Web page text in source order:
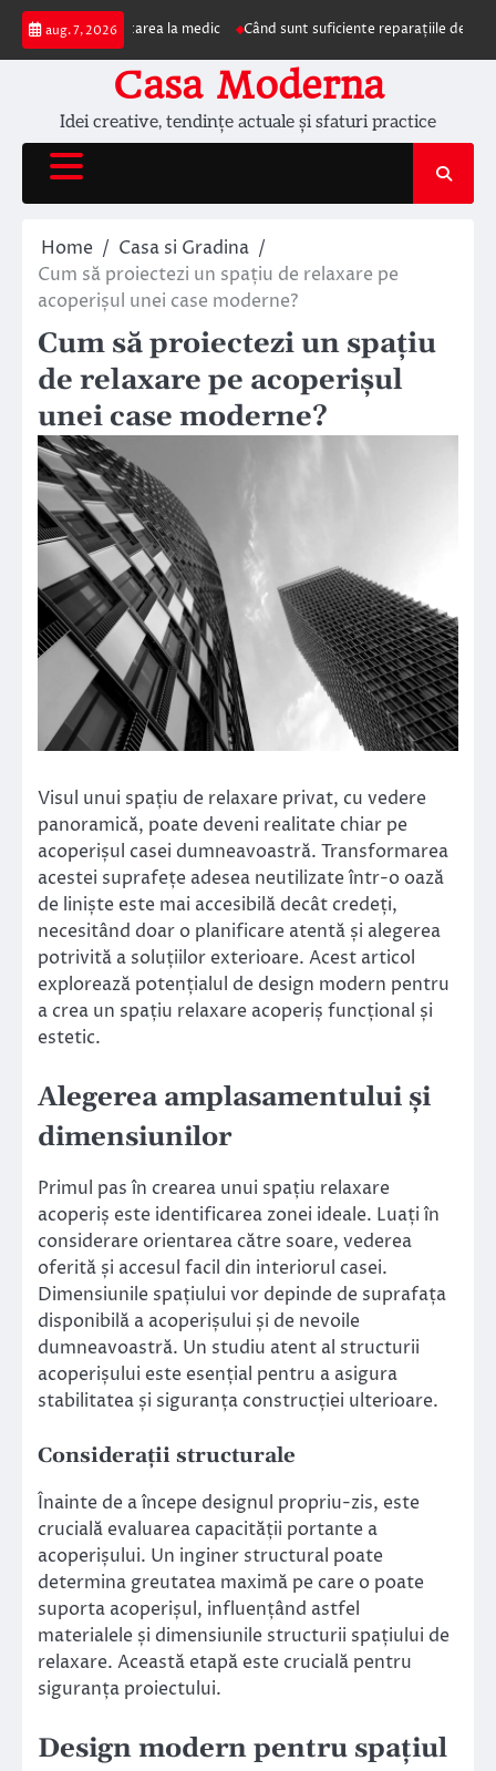
Skip
content
aug. 7, 2026
prezentarea la medic Când sunt suficiente reparațiile de acoperiș și
Casa Moderna
Idei creative, tendințe actuale și sfaturi practice
Home
Casa si Gradina
Cum să proiectezi un spațiu de relaxare pe
acoperișul unei case moderne?
Cum să proiectezi un spațiu
de relaxare pe acoperișul
unei case moderne?
Visul unui spațiu de relaxare privat, cu vedere
panoramică, poate deveni realitate chiar pe
acoperișul casei dumneavoastră. Transformarea
acestei suprafețe adesea neutilizate într-o oază
de liniște este mai accesibilă decât credeți,
necesitând doar o planificare atentă și alegerea
potrivită a soluțiilor exterioare. Acest articol
explorează potențialul de design modern pentru
a crea un spațiu relaxare acoperiș funcțional și
estetic.
Alegerea amplasamentului și
dimensiunilor
Primul pas în crearea unui spațiu relaxare
acoperiș este identificarea zonei ideale. Luați în
considerare orientarea către soare, vederea
oferită și accesul facil din interiorul casei.
Dimensiunile spațiului vor depinde de suprafața
disponibilă a acoperișului și de nevoile
dumneavoastră. Un studiu atent al structurii
acoperișului este esențial pentru a asigura
stabilitatea și siguranța construcției ulterioare.
Considerații structurale
Înainte de a începe designul propriu-zis, este
crucială evaluarea capacității portante a
acoperișului. Un inginer structural poate
determina greutatea maximă pe care o poate
suporta acoperișul, influențând astfel
materialele și dimensiunile structurii spațiului de
relaxare. Această etapă este crucială pentru
siguranța proiectului.
Design modern pentru spațiul